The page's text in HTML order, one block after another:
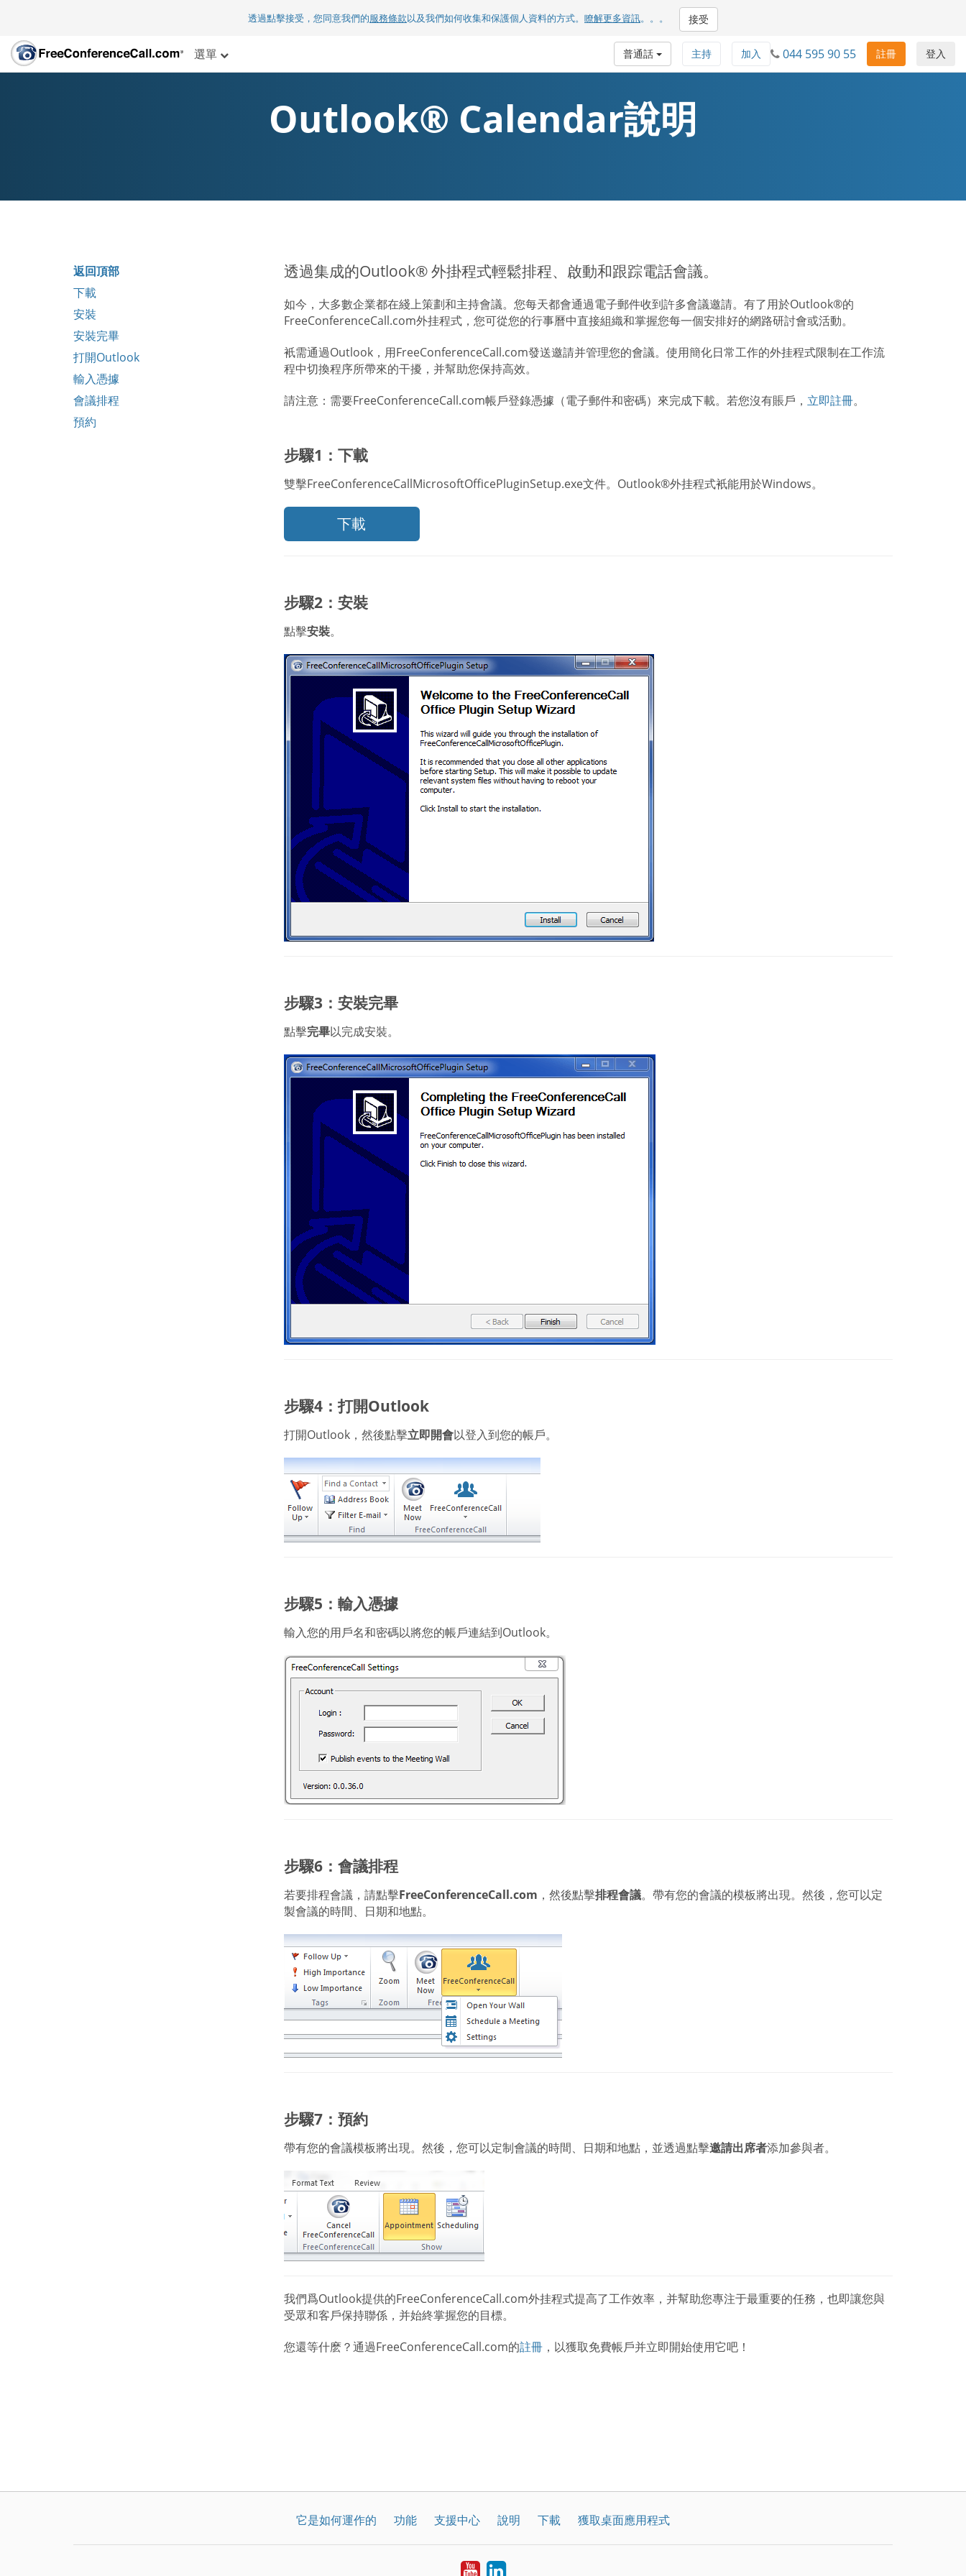
透過點擊接受，您同意我們的服務條款以及我們如何收集和保護個人資料的方式。 瞭解更多資訊。。。 接受
選單 登入
註冊
044 595 90 55
加入
主持
普通話
Outlook® Calendar說明
返回頂部
下載
安裝
安裝完畢
打開Outlook
輸入憑據
會議排程
預約
透過集成的Outlook® 外掛程式輕鬆排程、啟動和跟踪電話會議。
如今，大多數企業都在綫上策劃和主持會議。您每天都會通過電子郵件收到許多會議邀請。有了用於Outlook®的
FreeConferenceCall.com外挂程式，您可從您的行事曆中直接組織和掌握您每一個安排好的網路研討會或活動。
衹需通過Outlook，用FreeConferenceCall.com發送邀請并管理您的會議。使用簡化日常工作的外挂程式限制在工作流
程中切換程序所帶來的干擾，并幫助您保持高效。
請注意：需要FreeConferenceCall.com帳戶登錄憑據（電子郵件和密碼）來完成下載。若您沒有賬戶， 立即註冊。
步驟1：下載
雙擊FreeConferenceCallMicrosoftOfficePluginSetup.exe文件。Outlook®外挂程式衹能用於Windows。
下載
步驟2：安裝
點擊安裝。
步驟3：安裝完畢
點擊完畢以完成安裝。
步驟4：打開Outlook
打開Outlook，然後點擊立即開會以登入到您的帳戶。
步驟5：輸入憑據
輸入您的用戶名和密碼以將您的帳戶連結到Outlook。
步驟6：會議排程
若要排程會議，請點擊FreeConferenceCall.com ，然後點擊排程會議。帶有您的會議的模板將出現。然後，您可以定
製會議的時間、日期和地點。
步驟7：預約
帶有您的會議模板將出現。然後，您可以定制會議的時間、日期和地點，並透過點擊邀請出席者添加參與者。
我們爲Outlook提供的FreeConferenceCall.com外挂程式提高了工作效率，并幫助您專注于最重要的任務，也即讓您與
受眾和客戶保持聯係，并始終掌握您的目標。
您還等什麽？通過FreeConferenceCall.com的註冊，以獲取免費帳戶并立即開始使用它吧！
它是如何運作的 功能 支援中心 說明 下載 獲取桌面應用程式
YouTubeLinkedIn